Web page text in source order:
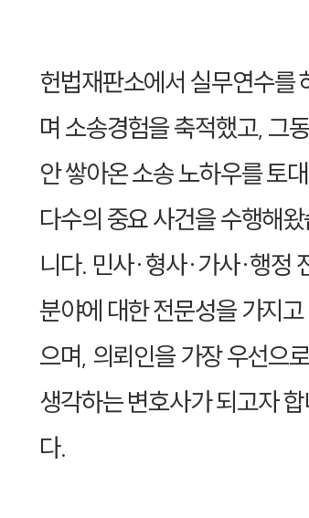
헌법재판소에서 실무연수를
며 소송경험을 축적했고, 그
안 쌓아온 소송 노하우를 토
다수의 중요 사건을 수행해
니다. 민사·형사·가사·행정
분야에 대한 전문성을 가지고
으며, 의뢰인을 가장 우선으
생각하는 변호사가 되고자 합
다.